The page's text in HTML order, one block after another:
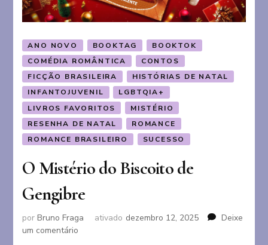
ANO NOVO BOOKTAG
BOOKTOK
COMÉDIA ROMÂNTICA
CONTOS
FICÇÃO BRASILEIRA
HISTÓRIAS DE NATAL
INFANTOJUVENIL
LGBTQIA+
LIVROS FAVORITOS
MISTÉRIO
RESENHA DE NATAL
ROMANCE
ROMANCE BRASILEIRO
SUCESSO
O Mistério do Biscoito de
Gengibre
porBruno Fraga ativado dezembro 12, 2025
Deixe
um comentário